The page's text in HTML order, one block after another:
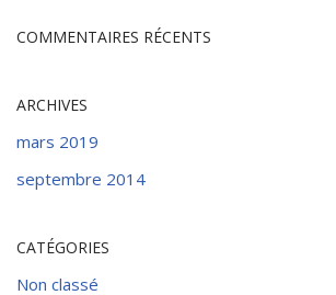
COMMENTAIRES RÉCENTS
ARCHIVES
mars 2019
septembre 2014
CATÉGORIES
Non classé